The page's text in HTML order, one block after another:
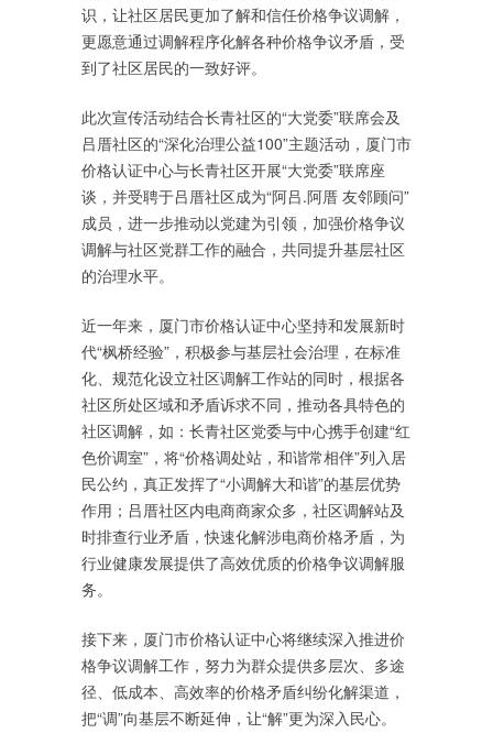
识，让社区居民更加了解和信任价格争议调解，
更愿意通过调解程序化解各种价格争议矛盾，受
到了社区居民的一致好评。
此次宣传活动结合长青社区的“大党委”联席会及
吕厝社区的“深化治理公益100”主题活动，厦门市
价格认证中心与长青社区开展“大党委”联席座
谈，并受聘于吕厝社区成为“阿吕.阿厝 友邻顾问”
成员，进一步推动以党建为引领，加强价格争议
调解与社区党群工作的融合，共同提升基层社区
的治理水平。
近一年来，厦门市价格认证中心坚持和发展新时
代“枫桥经验”，积极参与基层社会治理，在标准
化、规范化设立社区调解工作站的同时，根据各
社区所处区域和矛盾诉求不同，推动各具特色的
社区调解，如：长青社区党委与中心携手创建“红
色价调室”，将“价格调处站，和谐常相伴”列入居
民公约，真正发挥了“小调解大和谐”的基层优势
作用；吕厝社区内电商商家众多，社区调解站及
时排查行业矛盾，快速化解涉电商价格矛盾，为
行业健康发展提供了高效优质的价格争议调解服
务。
接下来，厦门市价格认证中心将继续深入推进价
格争议调解工作，努力为群众提供多层次、多途
径、低成本、高效率的价格矛盾纠纷化解渠道，
把“调”向基层不断延伸，让“解”更为深入民心。